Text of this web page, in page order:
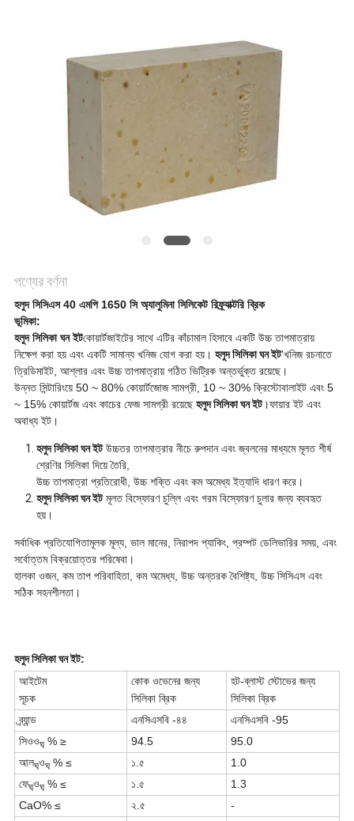
গোপনীয়তা
পণ্যের বর্ণনা
হলুদ সিসিএস 40 এমপি 1650 সি অ্যালুমিনা সিলিকেট রিফ্র্যাক্টরি ব্রিক
ভূমিকা:
হলুদ সিলিকা ঘন ইটকোয়ার্টজাইটের সাথে এটির কাঁচামাল হিসাবে একটি উচ্চ তাপমাত্রায়
নিক্ষেপ করা হয় এবং একটি সামান্য খনিজ যোগ করা হয়। হলুদ সিলিকা ঘন ইট'খনিজ রচনাতে
ত্রিডিমাইট, আশ্লার এবং উচ্চ তাপমাত্রায় গঠিত ভিট্রিক অন্তর্ভুক্ত রয়েছে।
উন্নত সিন্টারিংয়ে 50 ~ 80% কোয়ার্টজোজ সামগ্রী, 10 ~ 30% ক্রিস্টোবালাইট এবং 5
~ 15% কোয়ার্টজ এবং কাচের ফেজ সামগ্রী রয়েছে হলুদ সিলিকা ঘন ইট।ফায়ার ইট এবং
অবাধ্য ইট।
হলুদ সিলিকা ঘন ইটউচ্চতর তাপমাত্রার নীচে রুপদান এবং জ্বলনের মাধ্যমে মূলত শীর্ষ
শ্রেণির সিলিকা দিয়ে তৈরি,
উচ্চ তাপমাত্রা প্রতিরোধী, উচ্চ শক্তি এবং কম অমেধ্য ইত্যাদি ধারণ করে।
হলুদ সিলিকা ঘন ইটমূলত বিস্ফোরণ চুল্লি এবং গরম বিস্ফোরণ চুলার জন্য ব্যবহৃত
হয়।
সর্বাধিক প্রতিযোগিতামূলক মূল্য, ভাল মানের, নিরাপদ প্যাকিং, প্রম্পট ডেলিভারির সময়, এবং
সর্বোত্তম বিক্রয়োত্তর পরিষেবা।
হালকা ওজন, কম তাপ পরিবাহিতা, কম অমেধ্য, উচ্চ অন্তরক বৈশিষ্ট্য, উচ্চ সিসিএস এবং
সঠিক সহনশীলতা।
হলুদ সিলিকা ঘন ইট:
আইটেম
সূচক
কোক ওভেনের জন্য
সিলিকা ব্রিক
হট-ব্লাস্ট স্টোভের জন্য
সিলিকা ব্রিক
ব্র্যান্ড
এনসিএসবি -৪৪
এনসিএসবি -95
সিওওঘ% ≥ 94.5
95.0
আলঘওঘ % ≤ ১.৫
1.0
ফেঘওঘ% ≤ ১.৫
1.3
CaO% ≤
২.৫
-